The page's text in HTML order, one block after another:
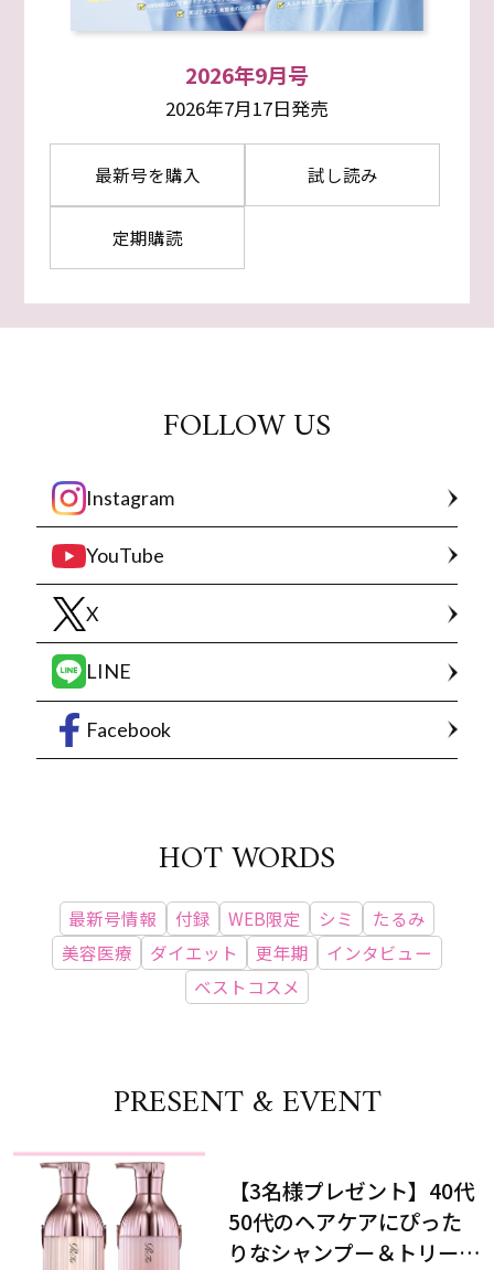
2026年9月号
2026年7月17日発売
最新号を購入 試し読み
定期購読
FOLLOW US
Instagram
YouTube
X
LINE
Facebook
HOT WORDS
最新号情報 付録 WEB限定 シミ
たるみ
美容医療
ダイエット 更年期
インタビュー
ベストコスメ
PRESENT & EVENT
【3名様プレゼント】40代
50代のヘアケアにぴった
りなシャンプー＆トリート